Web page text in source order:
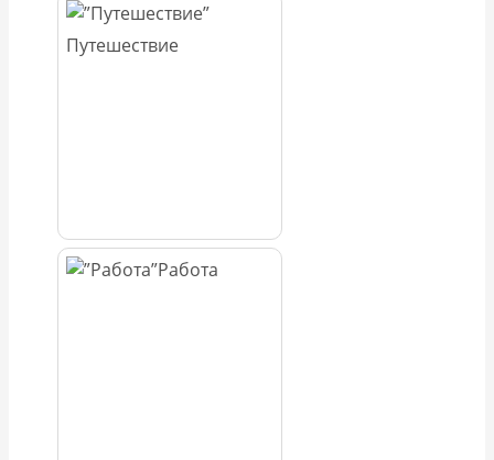
Путешествие
Работа